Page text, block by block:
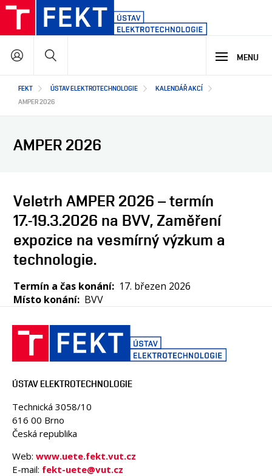
Přejít
hlavnímu
obsahu
Hlavní
navigace
STUDIUM
JAK S NÁMI SPOLUPRACOVAT
NAŠI PARTNEŘI
O NÁS
O ÚSTAVU
MÉDIA
KONTAKT
EN
MENU
FEKT ÚSTAV ELEKTROTECHNOLOGIE
KALENDÁŘ AKCÍ
AMPER 2026
AMPER 2026
Veletrh AMPER 2026 – termín
17.-19.3.2026 na BVV, Zaměření
expozice na vesmírný výzkum a
technologie.
Termín a čas konání
17. březen 2026
Místo konání BVV
ÚSTAV ELEKTROTECHNOLOGIE
Technická 3058/10
616 00 Brno
Česká republika
Web: www.uete.fekt.vut.cz
E-mail: fekt-uete@vut.cz